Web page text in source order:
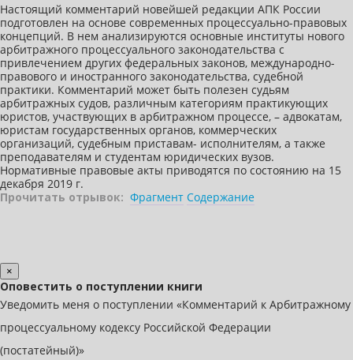
Настоящий комментарий новейшей редакции АПК России
подготовлен на основе современных процессуально-правовых
концепций. В нем анализируются основные институты нового
арбитражного процессуального законодательства с
привлечением других федеральных законов, международно-
правового и иностранного законодательства, судебной
практики. Комментарий может быть полезен судьям
арбитражных судов, различным категориям практикующих
юристов, участвующих в арбитражном процессе, – адвокатам,
юристам государственных органов, коммерческих
организаций, судебным приставам- исполнителям, а также
преподавателям и студентам юридических вузов.
Нормативные правовые акты приводятся по состоянию на 15
декабря 2019 г.
Прочитать отрывок: Фрагмент Содержание
×
Оповестить о поступлении книги
Уведомить меня о поступлении «Комментарий к Арбитражному
процессуальному кодексу Российской Федерации
(постатейный)»